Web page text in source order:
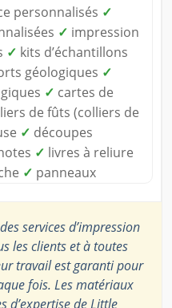
personnalisés ✓
✓ impression
✓ kits d’échantillons
géologiques ✓
✓ cartes de
de fûts (colliers de
✓ découpes
✓ livres à reliure
✓ panneaux
services d’impression
les clients et à toutes
travail est garanti pour
fois. Les matériaux
d’expertise de Little